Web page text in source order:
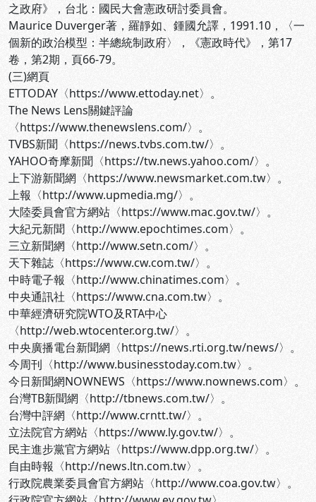
之政府》，台北：國民大會憲政研討委員會。
Maurice Duverger著，羅靜如、鍾國允譯，1991.10，〈一
個新的政治模型：半總統制政府〉，《憲政時代》，第17
卷，第2期，頁66-79。
(三)網頁
ETTODAY〈https://www.ettoday.net〉。
The News Lens關鍵評論
〈https://www.thenewslens.com/〉。
TVBS新聞〈https://news.tvbs.com.tw/〉。
YAHOO奇摩新聞〈https://tw.news.yahoo.com/〉。
上下游新聞網〈https://www.newsmarket.com.tw〉。
上報〈http://www.upmedia.mg/〉。
大陸委員會官方網站〈https://www.mac.gov.tw/〉。
大紀元新聞〈http://www.epochtimes.com〉。
三立新聞網〈http://www.setn.com/〉。
天下雜誌〈https://www.cw.com.tw/〉。
中時電子報〈http://www.chinatimes.com〉。
中央通訊社〈https://www.cna.com.tw〉。
中華經濟研究院WTO及RTA中心
〈http://web.wtocenter.org.tw/〉。
中央廣播電台新聞網〈https://news.rti.org.tw/news/〉。
今周刊〈http://www.businesstoday.com.tw〉。
今日新聞網NOWNEWS〈https://www.nownews.com〉。
台灣TB新聞網〈http://tbnews.com.tw/〉。
台灣中評網〈http://www.crntt.tw/〉。
立法院官方網站〈https://www.ly.gov.tw/〉。
民主進步黨官方網站〈https://www.dpp.org.tw/〉。
自由時報〈http://news.ltn.com.tw〉。
行政院農業委員會官方網站〈http://www.coa.gov.tw〉。